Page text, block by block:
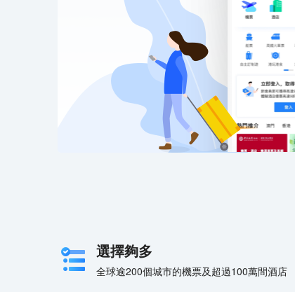
選擇夠多
全球逾200個城市的機票及超過100萬間酒店